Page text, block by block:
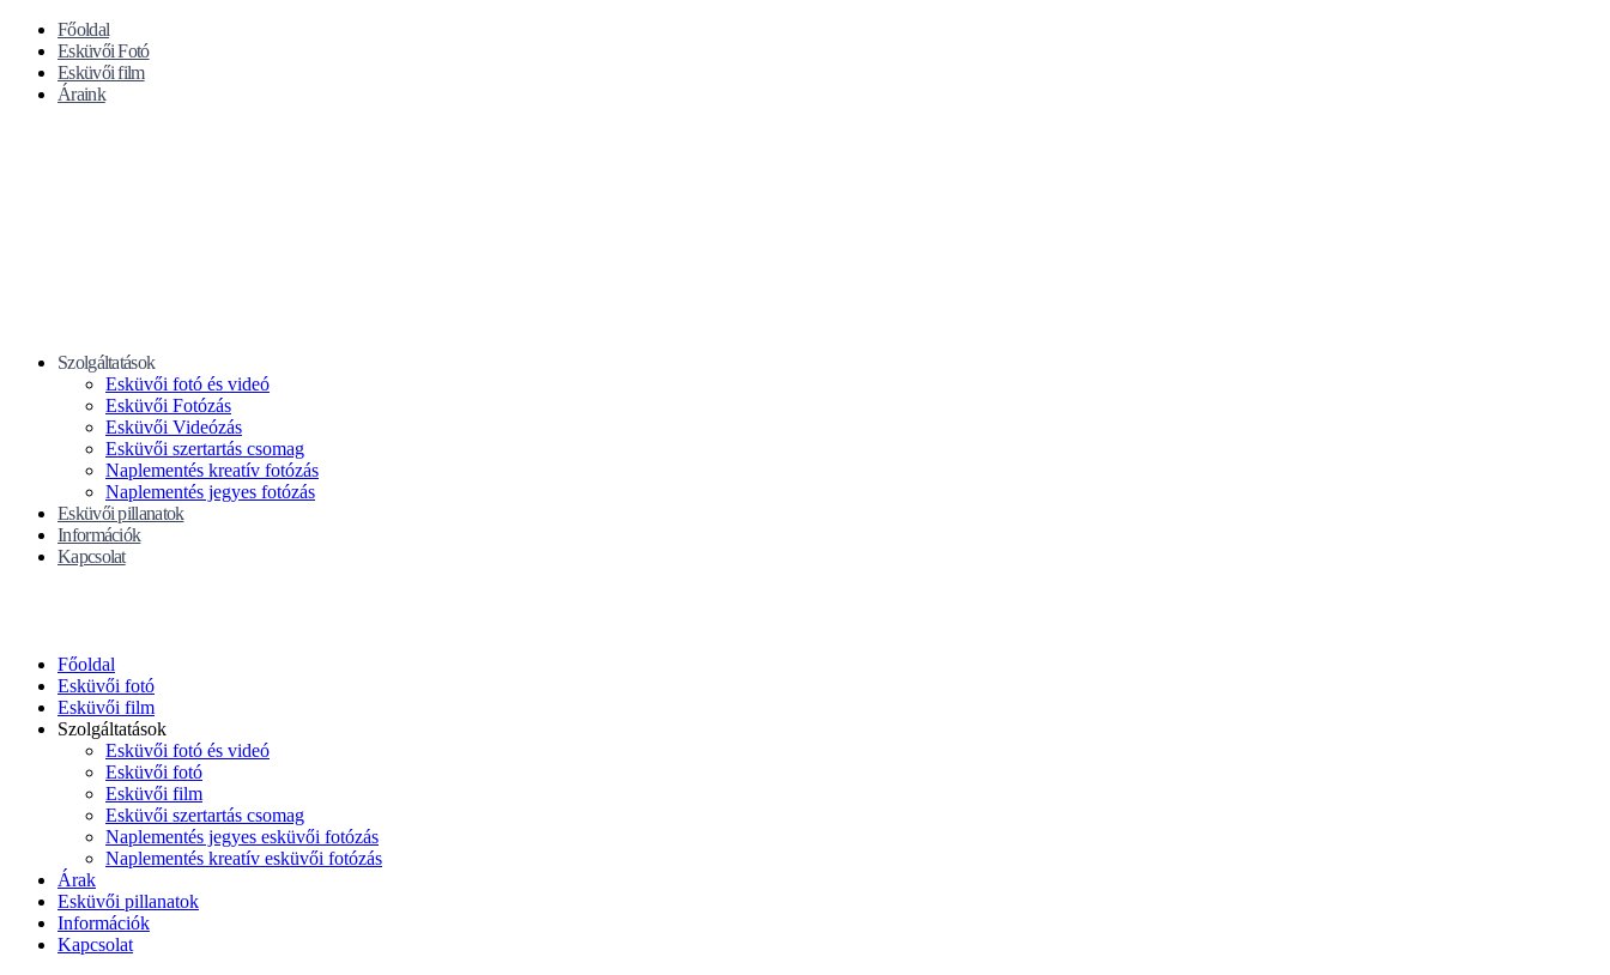
Főoldal
Esküvői Fotó
Esküvői film
Áraink
Szolgáltatások
Esküvői fotó és videó
Esküvői Fotózás
Esküvői Videózás
Esküvői szertartás csomag
Naplementés kreatív fotózás
Naplementés jegyes fotózás
Esküvői pillanatok
Információk
Kapcsolat
Főoldal
Esküvői fotó
Esküvői film
Szolgáltatások
Esküvői fotó és videó
Esküvői fotó
Esküvői film
Esküvői szertartás csomag
Naplementés jegyes esküvői fotózás
Naplementés kreatív esküvői fotózás
Árak
Esküvői pillanatok
Információk
Kapcsolat